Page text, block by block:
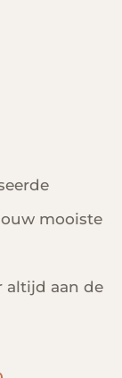
mooiste
altijd aan de